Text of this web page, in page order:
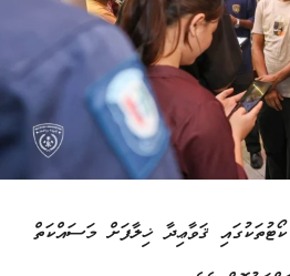
ޤަވާޢިދާ ޚިލާފަށް މަސައްކަތް